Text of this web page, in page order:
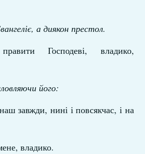
а диякон престол.
Господеві, владико,
його:
завжди, нині і повсякчас, і на
владико.